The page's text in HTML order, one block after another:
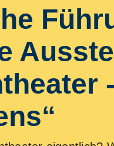
KOLK*Laberfeuer!